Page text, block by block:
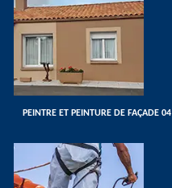
PEINTRE ET PEINTURE DE FAÇADE 04